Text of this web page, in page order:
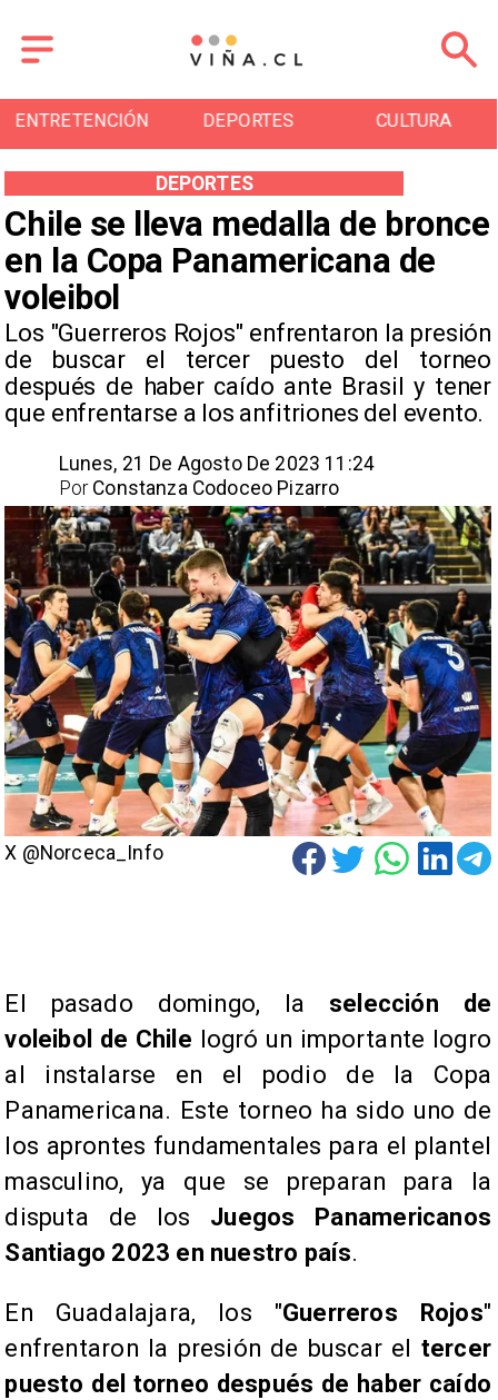
DEPORTES CULTURA TURISMO
Chile se lleva medalla de bronce
en la Copa Panamericana de
voleibol
Los "Guerreros Rojos" enfrentaron la presión
de buscar el tercer puesto del torneo
después de haber caído ante Brasil y tener
que enfrentarse a los anfitriones del evento.
DEPORTES
Lunes, 21 De Agosto De 2023 11:24
Constanza Codoceo Pizarro
Por
X @Norceca_Info
El pasado domingo, la selección de
voleibol de Chile logró un importante logro
al instalarse en el podio de la Copa
Panamericana. Este torneo ha sido uno de
los aprontes fundamentales para el plantel
masculino, ya que se preparan para la
disputa de los Juegos Panamericanos
Santiago 2023 en nuestro país.
En Guadalajara, los "Guerreros Rojos"
enfrentaron la presión de buscar el tercer
puesto del torneo después de haber caído